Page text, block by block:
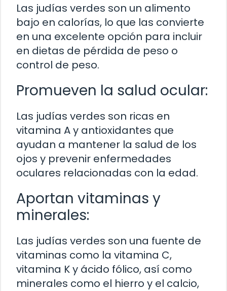
Las judías verdes son un alimento
bajo en calorías, lo que las convierte
en una excelente opción para incluir
en dietas de pérdida de peso o
control de peso.
Promueven la salud ocular:
Las judías verdes son ricas en
vitamina A y antioxidantes que
ayudan a mantener la salud de los
ojos y prevenir enfermedades
oculares relacionadas con la edad.
Aportan vitaminas y
minerales:
Las judías verdes son una fuente de
vitaminas como la vitamina C,
vitamina K y ácido fólico, así como
minerales como el hierro y el calcio,